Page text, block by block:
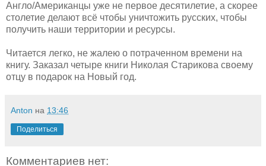
Англо/Американцы уже не первое десятилетие, а скорее
столетие делают всё чтобы уничтожить русских, чтобы
получить наши территории и ресурсы.
Читается легко, не жалею о потраченном времени на
книгу. Заказал четыре книги Николая Старикова своему
отцу в подарок на Новый год.
Anton на 13:46
Поделиться
Комментариев нет: